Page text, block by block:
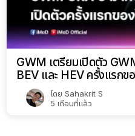
GWM เตรียมเปิดตัว
BEV และ HEV ครั้งแรก
โดย Sahakrit S
5 เดือนที่แล้ว